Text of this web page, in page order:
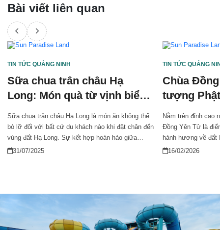
Bài viết liên quan
TIN TỨC QUẢNG NINH
Sữa chua trân châu Hạ
Long: Món quà từ vịnh biển
di sản
Sữa chua trân châu Hạ Long là món ăn không thể
bỏ lỡ đối với bất cứ du khách nào khi đặt chân đến
vùng đất Hạ Long. Sự kết hợp hoàn hảo giữa
nguyên liệu tươi ngon, và công thức chế biến độc
31/07/2025
TIN TỨC QUẢNG
Chùa
tượng
thiêng
Nằm trên đỉnh cao
Đồng Yên Tử là
hành hương về đất
chân tới. Giữa mây
yên giữa non
16/02/2026